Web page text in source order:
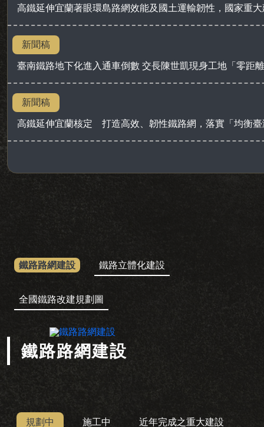
高鐵延伸宜蘭著眼環島路網效能及國土運輸韌性，國家重
新聞稿
臺南鐵路地下化進入通車倒數 交長陳世凱現身工地「零距
新聞稿
高鐵延伸宜蘭核定 打造高效、韌性鐵路網，落實「均衡臺
鐵路路網建設
鐵路路網建設
鐵路路網建設
規劃中 施工中 近年完成之重大建設
鐵路立體化建設
全國鐵路改建規劃圖